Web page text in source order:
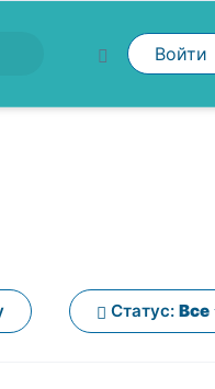
Войти
Статус: Все